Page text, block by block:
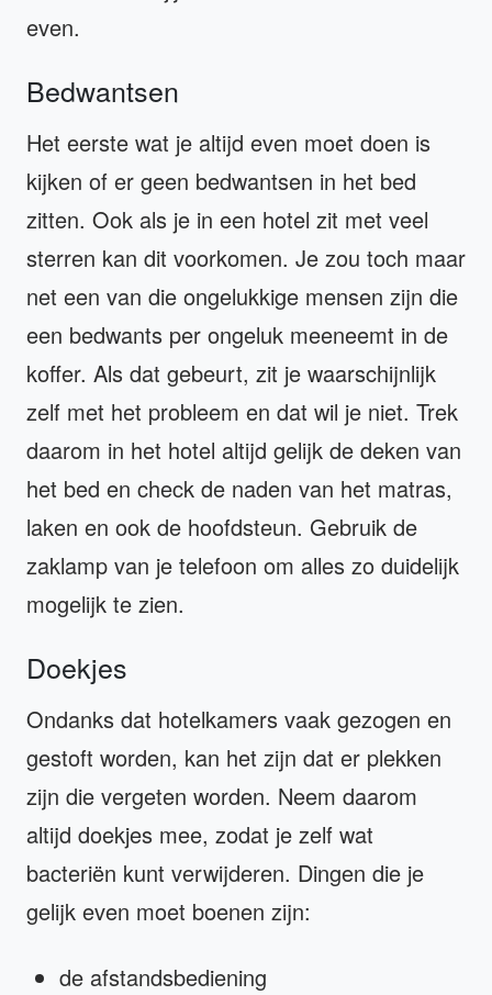
even.
Bedwantsen
Het eerste wat je altijd even moet doen is
kijken of er geen bedwantsen in het bed
zitten. Ook als je in een hotel zit met veel
sterren kan dit voorkomen. Je zou toch maar
net een van die ongelukkige mensen zijn die
een bedwants per ongeluk meeneemt in de
koffer. Als dat gebeurt, zit je waarschijnlijk
zelf met het probleem en dat wil je niet. Trek
daarom in het hotel altijd gelijk de deken van
het bed en check de naden van het matras,
laken en ook de hoofdsteun. Gebruik de
zaklamp van je telefoon om alles zo duidelijk
mogelijk te zien.
Doekjes
Ondanks dat hotelkamers vaak gezogen en
gestoft worden, kan het zijn dat er plekken
zijn die vergeten worden. Neem daarom
altijd doekjes mee, zodat je zelf wat
bacteriën kunt verwijderen. Dingen die je
gelijk even moet boenen zijn:
de afstandsbediening